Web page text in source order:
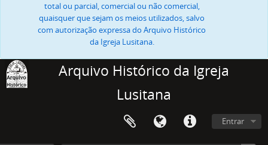
total ou parcial, comercial ou não comercial,
quaisquer que sejam os meios utilizados, salvo
com autorização expressa do Arquivo Histórico
da Igreja Lusitana.
Arquivo Histórico da Igreja
Lusitana
Entrar